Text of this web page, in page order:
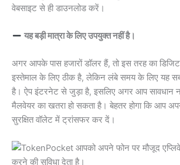
वेबसाइट से ही डाउनलोड करें।
यह बड़ी मात्रा के लिए उपयुक्त नहीं है।
अगर आपके पास हजारों डॉलर हैं, तो इस तरह का
इस्तेमाल के लिए ठीक है, लेकिन लंबे समय के लिए यह
है। ऐप इंटरनेट से जुड़ा है, इसलिए अगर आप सावधान
मैलवेयर का खतरा हो सकता है। बेहतर होगा कि आप
सुरक्षित वॉलेट में ट्रांसफर कर दें।